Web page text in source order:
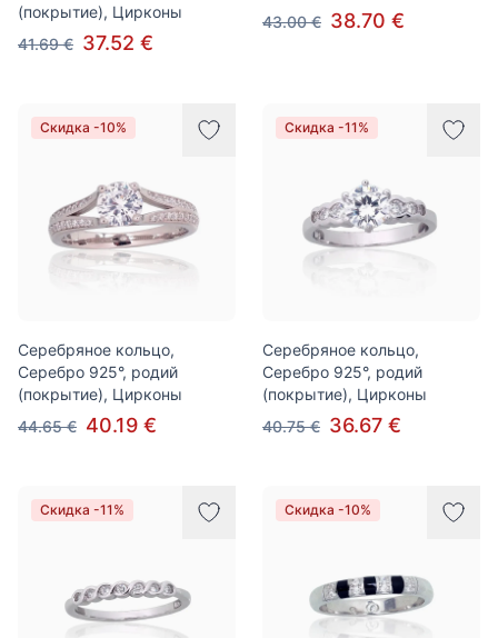
(покрытие), Цирконы
41.69 € 37.52 €
43.00 € 38.70 €
Скидка -10%
Серебряное кольцо,
Серебро 925°, родий
(покрытие), Цирконы
44.65 € 40.19 €
Скидка -11%
Серебряное кольцо,
Серебро 925°, родий
(покрытие), Цирконы
40.75 € 36.67 €
Скидка -11% Скидка -10%